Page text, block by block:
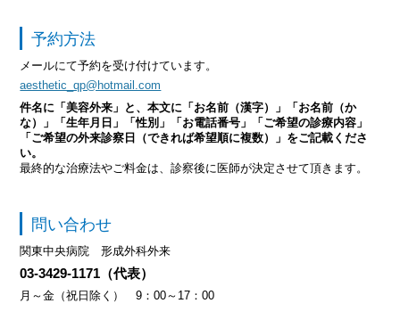
予約方法
メールにて予約を受け付けています。
aesthetic_qp@hotmail.com
件名に「美容外来」と、本文に「お名前（漢字）」「お名前（か
な）」「生年月日」「性別」「お電話番号」「ご希望の診療内容」
「ご希望の外来診察日（できれば希望順に複数）」をご記載くださ
い。
最終的な治療法やご料金は、診察後に医師が決定させて頂きます。
問い合わせ
関東中央病院 形成外科外来
03-3429-1171（代表）
月～金（祝日除く） 9：00～17：00